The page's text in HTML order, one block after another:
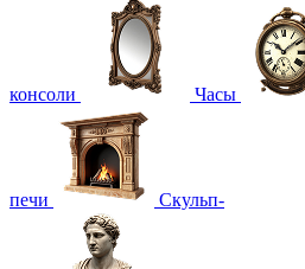
консоли Часы
печи Скульп-